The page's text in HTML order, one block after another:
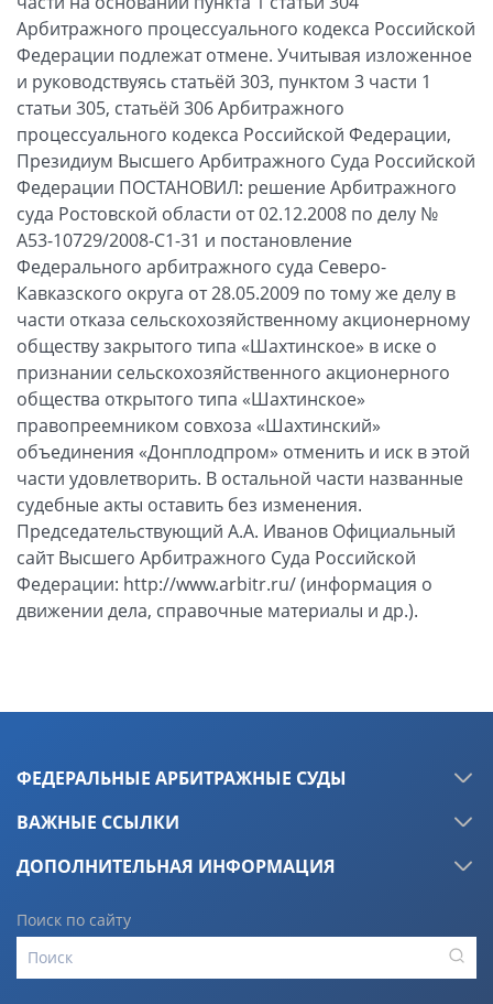
ФЕДЕРАЛЬНЫЕ АРБИТРАЖНЫЕ СУДЫ
ВАЖНЫЕ ССЫЛКИ
ДОПОЛНИТЕЛЬНАЯ ИНФОРМАЦИЯ
Поиск по сайту